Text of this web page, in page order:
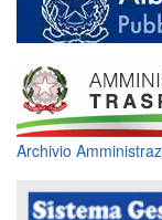
Archivio